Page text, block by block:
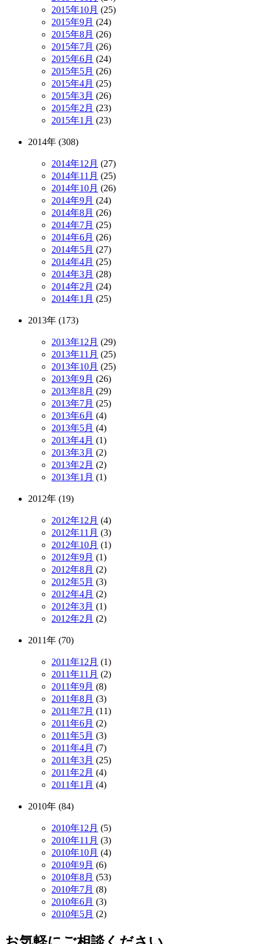
2015年10月 (25)
2015年9月 (24)
2015年8月 (26)
2015年7月 (26)
2015年6月 (24)
2015年5月 (26)
2015年4月 (25)
2015年3月 (26)
2015年2月 (23)
2015年1月 (23)
2014年 (308)
2014年12月 (27)
2014年11月 (25)
2014年10月 (26)
2014年9月 (24)
2014年8月 (26)
2014年7月 (25)
2014年6月 (26)
2014年5月 (27)
2014年4月 (25)
2014年3月 (28)
2014年2月 (24)
2014年1月 (25)
2013年 (173)
2013年12月 (29)
2013年11月 (25)
2013年10月 (25)
2013年9月 (26)
2013年8月 (29)
2013年7月 (25)
2013年6月 (4)
2013年5月 (4)
2013年4月 (1)
2013年3月 (2)
2013年2月 (2)
2013年1月 (1)
2012年 (19)
2012年12月 (4)
2012年11月 (3)
2012年10月 (1)
2012年9月 (1)
2012年8月 (2)
2012年5月 (3)
2012年4月 (2)
2012年3月 (1)
2012年2月 (2)
2011年 (70)
2011年12月 (1)
2011年11月 (2)
2011年9月 (8)
2011年8月 (3)
2011年7月 (11)
2011年6月 (2)
2011年5月 (3)
2011年4月 (7)
2011年3月 (25)
2011年2月 (4)
2011年1月 (4)
2010年 (84)
2010年12月 (5)
2010年11月 (3)
2010年10月 (4)
2010年9月 (6)
2010年8月 (53)
2010年7月 (8)
2010年6月 (3)
2010年5月 (2)